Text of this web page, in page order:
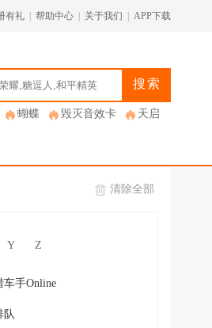
有礼 帮助中心 关于我们 APP下载
搜索
蝴蝶 毁灭音效卡 天启
清除全部
Y Z
车手Online
队